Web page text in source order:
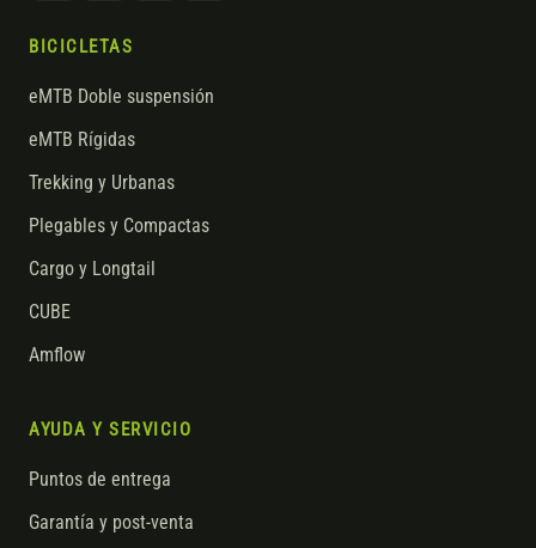
BICICLETAS
eMTB Doble suspensión
eMTB Rígidas
Trekking y Urbanas
Plegables y Compactas
Cargo y Longtail
CUBE
Amflow
AYUDA Y SERVICIO
Puntos de entrega
Garantía y post-venta